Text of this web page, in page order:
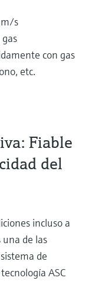
m/s
con gas
etc.
Fiable
del
incluso a
una de las
de
ASC